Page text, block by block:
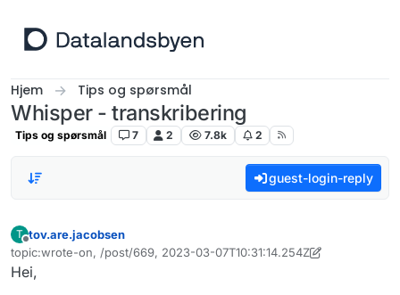
Hjem Tips og spørsmål
Whisper - transkribering
Tips og spørsmål 7 2 7.8k 2
guest-login-reply
T
Frakoblet
tov.are.jacobsen
topic:wrote-on, /post/669, 2023-03-07T10:31:14.254Z
Sist endret av tov.are.jacobsen3. jul. 2023, 10:45
Hei,